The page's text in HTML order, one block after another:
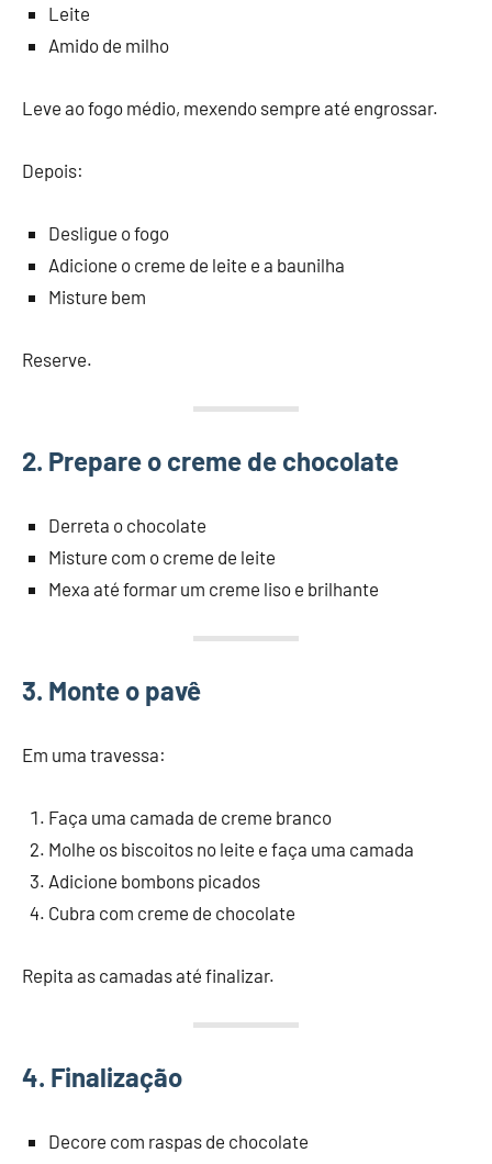
Leite
Amido de milho
Leve ao fogo médio, mexendo sempre até engrossar.
Depois:
Desligue o fogo
Adicione o creme de leite e a baunilha
Misture bem
Reserve.
2. Prepare o creme de chocolate
Derreta o chocolate
Misture com o creme de leite
Mexa até formar um creme liso e brilhante
3. Monte o pavê
Em uma travessa:
Faça uma camada de creme branco
Molhe os biscoitos no leite e faça uma camada
Adicione bombons picados
Cubra com creme de chocolate
Repita as camadas até finalizar.
4. Finalização
Decore com raspas de chocolate